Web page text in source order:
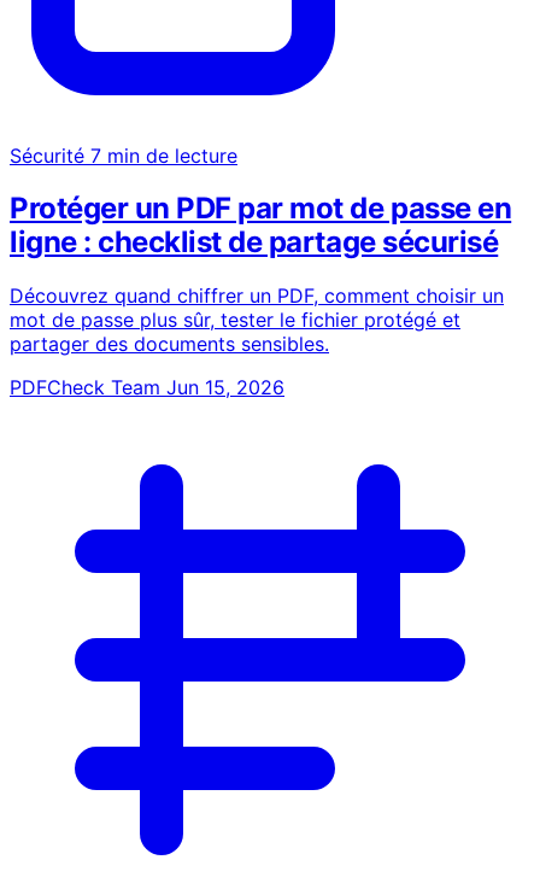
Sécurité 7 min de lecture
Protéger un PDF par mot de passe en
ligne : checklist de partage sécurisé
Découvrez quand chiffrer un PDF, comment choisir un
mot de passe plus sûr, tester le fichier protégé et
partager des documents sensibles.
PDFCheck Team Jun 15, 2026